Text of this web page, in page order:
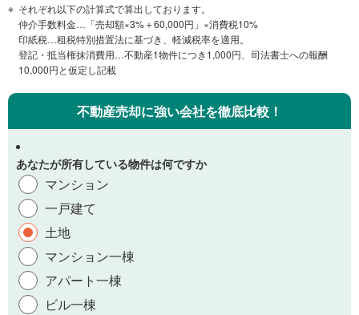
それぞれ以下の計算式で算出しております。
仲介手数料金…「売却額×3%＋60,000円」×消費税10%
印紙税…租税特別措置法に基づき、軽減税率を適用。
登記・抵当権抹消費用…不動産1物件につき1,000円、司法書士への報酬
10,000円と仮定し記載
不動産売却に強い会社を徹底比較！
あなたが所有している物件は何ですか
マンション
一戸建て
土地
マンション一棟
アパート一棟
ビル一棟